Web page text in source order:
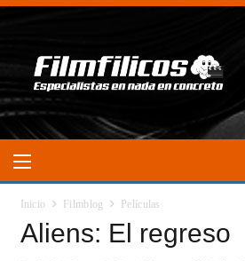
Inicio Filmblog Películas
Aliens: El regreso